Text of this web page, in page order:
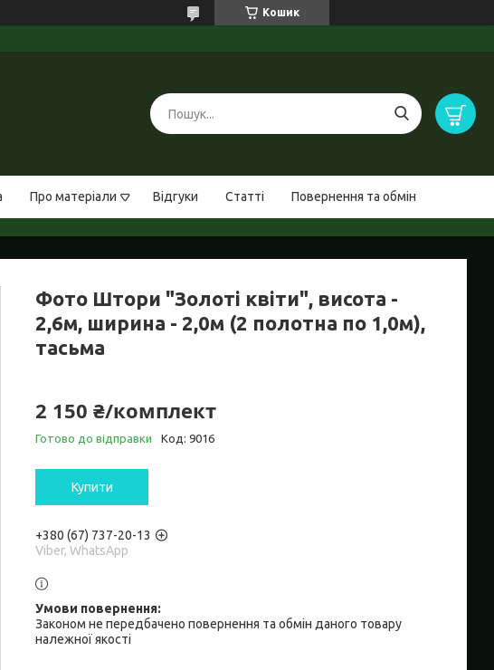
Кошик
Про матеріали Відгуки Статті Повернення та обмін
Фото Штори "Золоті квіти", висота -
2,6м, ширина - 2,0м (2 полотна по 1,0м),
тасьма
2 150 ₴/комплект
Готово до відправки Код: 9016
Купити
+380 (67) 737-20-13
Viber, WhatsApp
Законом не передбачено повернення та обмін даного товару
належної якості